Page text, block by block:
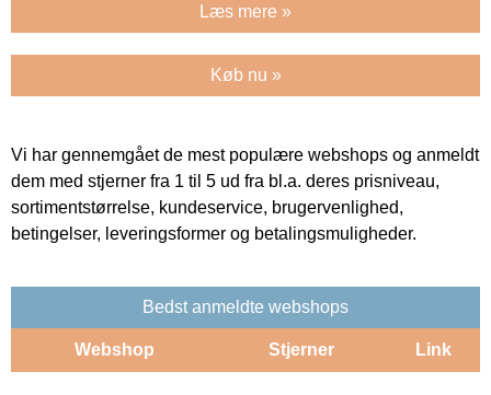
Læs mere »
Køb nu »
Vi har gennemgået de mest populære webshops og anmeldt
dem med stjerner fra 1 til 5 ud fra bl.a. deres prisniveau,
sortimentstørrelse, kundeservice, brugervenlighed,
betingelser, leveringsformer og betalingsmuligheder.
Bedst anmeldte webshops
Webshop Stjerner Link